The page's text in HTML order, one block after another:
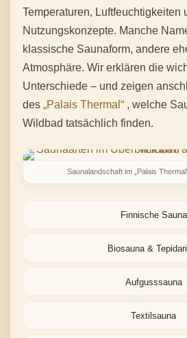
Temperaturen, Luftfeuchtigkeiten
Nutzungskonzepte. Manche
klassische Saunaform, andere
Atmosphäre. Wir erklären die
Unterschiede – und zeigen
des „Palais Thermal“ , welche
Wildbad tatsächlich finden.
Saunalandschaft im „Palais
Finnische Sauna
Biosauna &
Aufgusssauna
Textilsauna